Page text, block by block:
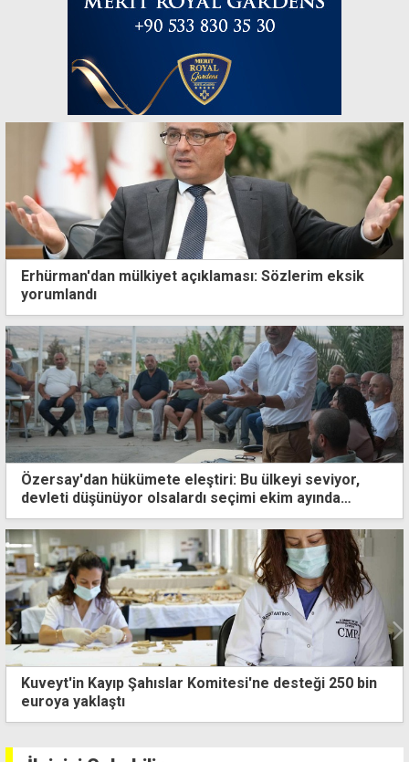
Erhürman'dan mülkiyet açıklaması: Sözlerim eksik
yorumlandı
Özersay'dan hükümete eleştiri: Bu ülkeyi seviyor,
devleti düşünüyor olsalardı seçimi ekim ayında
yaparlardı
Kuveyt'in Kayıp Şahıslar Komitesi'ne desteği 250 bin
euroya yaklaştı